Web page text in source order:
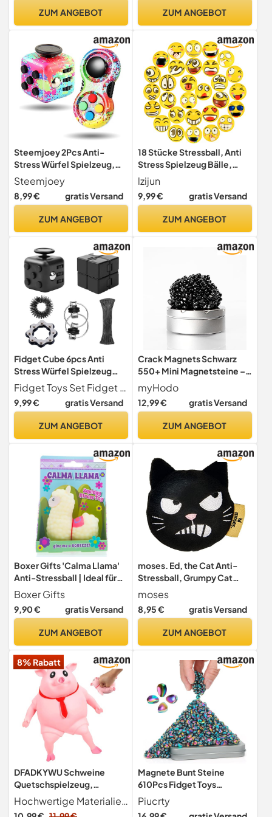
ZUM ANGEBOT ZUM ANGEBOT
Steemjoey 2Pcs Anti-
Stress Würfel Spielzeug,
Fidget Toy Cube Pad
Controller
Steemjoey
8,99 € gratis Versand
ZUM ANGEBOT
18 Stücke Stressball, Anti
Stress Spielzeug Bälle,
Antistressbälle für Kinder
Erwachsene Mitgebsel
Gastgeschenke
Weihnachten
lzijun
9,99 € gratis Versand
ZUM ANGEBOT
Fidget Cube 6pcs Anti
Stress Würfel Spielzeug
Fidget Toys Fidget Würfel
Anti Stress Spielzeug
Infinity Cube Für Kinder Und
Bei Nervösität
Fidget Toys Set Fidget toys erwachsene Set beinhaltet 1*fidget cube, 1* Infinity Cube, 1* Zugnetz, 1* Stressabbaukette, 1*Fingermassagegerät , 1*Fahrradkette . 6 verschiedene anti stress würfel sorgen für ein angenehmes Gefühl und vermeiden ästhetische Ermüdung. Sie können Ihren Lieblings anti stress spielzeug auswählen, der Ihnen beim Entspannen, Konzentrieren und für gute Laune hilft!
9,99 € gratis Versand
ZUM ANGEBOT
Crack Magnets Schwarz
550+ Mini Magnetsteine –
Fidget fürs Büro & ASMR
myHodo
12,99 € gratis Versand
ZUM ANGEBOT
Boxer Gifts 'Calma Llama'
Anti-Stressball | Ideal für
Stressabbau &
Angstlinderung Lama-
Liebhaber, Kinder &
Erwachsene & Kinder
Boxer Gifts
9,90 € gratis Versand
ZUM ANGEBOT
moses. Ed, the Cat Anti-
Stressball, Grumpy Cat
Stressabbau, Plüschkugel
zum Entspannen und
frecher Katzenoptik
moses
8,95 € gratis Versand
ZUM ANGEBOT
8% Rabatt
DFADKYWU Schweine
Quetschspielzeug,
Unbreakable Pig, Anti
Stress Schwein, Kreatives
Hochwertige Materialien Schweine-Quetschspielzeug besteht aus umweltfreundlichem Gummimaterial, ungiftig und geschmacksneutral, 100 % sicher für Kinder.
Magnete Bunt Steine
610Pcs Fidget Toys
Geschenk Teenager
Magnetsteine Spiel Anti
Piucrty